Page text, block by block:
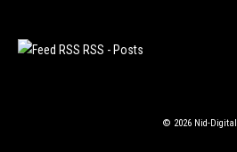
RSS - Posts
© 2026 Nid-Digital